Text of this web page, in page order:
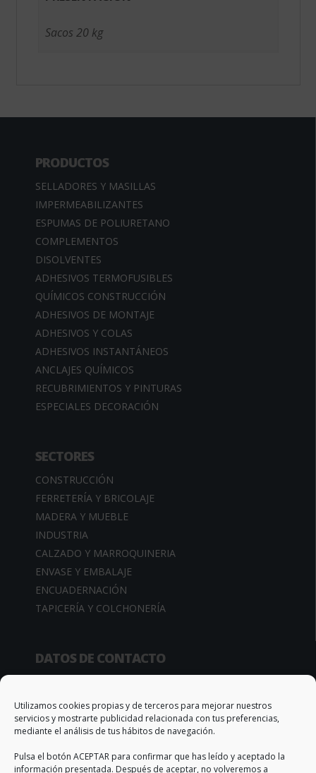
Utilizamos cookies propias y de terceros para mejorar nuestros
servicios y mostrarte publicidad relacionada con tus preferencias,
mediante el análisis de tus hábitos de navegación.
Pulsa el botón ACEPTAR para confirmar que has leído y aceptado la
información presentada. Después de aceptar, no volveremos a
Sacos 20 kg
PRODUCTOS
SELLADORES Y MASILLAS
IMPERMEABILIZANTES
ESPUMAS DE POLIURETANO
COMPLEMENTOS
DISOLVENTES
ADHESIVOS TERMOFUSIBLES
QUÍMICOS CONSTRUCCIÓN
ADHESIVOS DE MONTAJE
ADHESIVOS Y COLAS
ADHESIVOS INSTANTÁNEOS
ANCLAJES QUÍMICOS
RECUBRIMIENTOS Y PINTURAS
ESPECIALES DECORACIÓN
SECTORES
CONSTRUCCIÓN
FERRETERÍA Y BRICOLAJE
MADERA Y MUEBLE
INDUSTRIA
CALZADO Y MARROQUINERIA
ENVASE Y EMBALAJE
ENCUADERNACIÓN
TAPICERÍA Y COLCHONERÍA
DATOS DE CONTACTO
03370 Redován (Alicante – España)
Apto. Correos, 67
info@qs-adhesivos.es